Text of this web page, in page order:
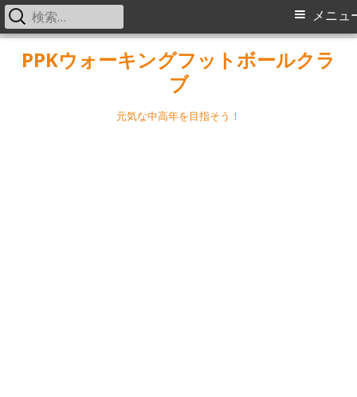
PPKウォーキングフットボールクラ
ブ
元気な中高年を目指そう！
メ
メニュ
検
索: